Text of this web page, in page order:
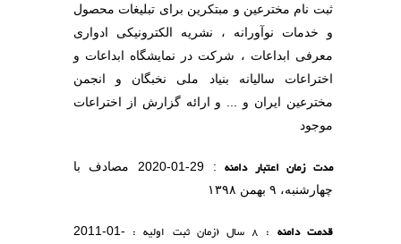
ثبت نام مخترعین و مبتکرین برای تبلیغات محصول
و خدمات نوآورانه ، نشریه الکترونیکی ادواری
معرفی ابداعات ، شرکت در نمایشگاه ابداعات و
اختراعات سالیانه بنیاد ملی نخبگان و انجمن
مخترعین ایران و ... و ارائه گزارش از اختراعات
موجود
مدت زمان اعتبار دامنه
: 29-01-2020 مصادف با
چهارشنبه، ۹ بهمن ۱۳۹۸
قدمت دامنه : 8 سال (زمان ثبت اولیه :
2011-01-